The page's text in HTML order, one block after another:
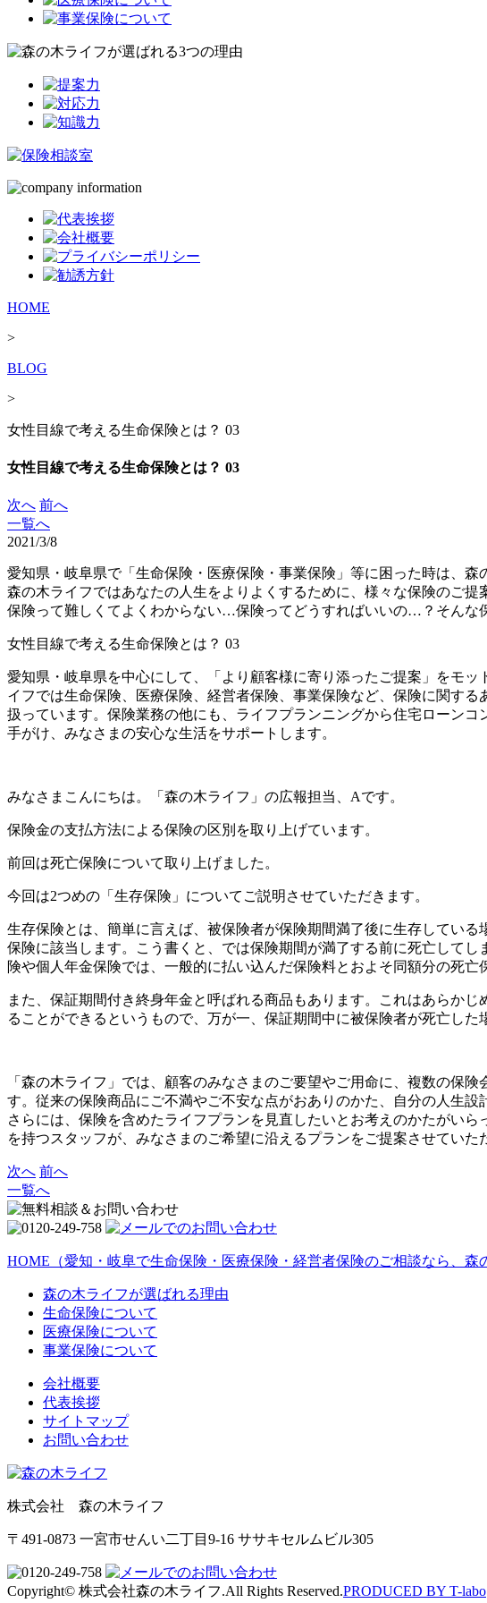
HOME
>
BLOG
>
女性目線で考える生命保険とは？ 03
女性目線で考える生命保険とは？ 03
次へ 前へ
一覧へ
2021/3/8
愛知県・岐阜県で「生命保険・医療保険・事業保険」等に困った時は、森
森の木ライフではあなたの人生をよりよくするために、様々な保険のご提
保険って難しくてよくわからない…保険ってどうすればいいの…？そんな
女性目線で考える生命保険とは？ 03
愛知県・岐阜県を中心にして、「より顧客様に寄り添ったご提案」をモ
イフでは生命保険、医療保険、経営者保険、事業保険など、保険に関す
扱っています。保険業務の他にも、ライフプランニングから住宅ローン
手がけ、みなさまの安心な生活をサポートします。
みなさまこんにちは。「森の木ライフ」の広報担当、Aです。
保険金の支払方法による保険の区別を取り上げています。
前回は死亡保険について取り上げました。
今回は2つめの「生存保険」についてご説明させていただきます。
生存保険とは、簡単に言えば、被保険者が保険期間満了後に生存してい
保険に該当します。こう書くと、では保険期間が満了する前に死亡して
険や個人年金保険では、一般的に払い込んだ保険料とおよそ同額分の死亡
また、保証期間付き終身年金と呼ばれる商品もあります。これはあらか
ることができるというもので、万が一、保証期間中に被保険者が死亡し
「森の木ライフ」では、顧客のみなさまのご要望やご用命に、複数の保
す。従来の保険商品にご不満やご不安な点がおありのかた、自分の人生
さらには、保険を含めたライフプランを見直したいとお考えのかたがい
を持つスタッフが、みなさまのご希望に沿えるプランをご提案させていた
次へ 前へ
一覧へ
HOME （愛知・岐阜で生命保険・医療保険・経営者保険のご相談なら、森
森の木ライフが選ばれる理由
生命保険について
医療保険について
事業保険について
会社概要
代表挨拶
サイトマップ
お問い合わせ
株式会社 森の木ライフ
〒491-0873 一宮市せんい二丁目9-16 ササキセルムビル305
Copyright© 株式会社森の木ライフ.All Rights Reserved.PRODUCED BY T-labo